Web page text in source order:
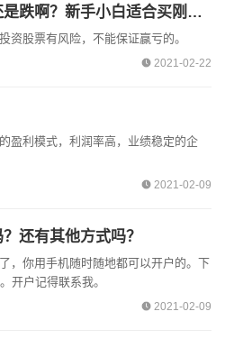
新股上市之后一般是涨还是跌啊？新手小白适合买刚上市的新股票吗？
资股票有风险，不能保证赢亏的。
2021-02-22
盈利模式，利润率高，业绩稳定的企
2021-02-09
还有其他方式吗？
，你用手机随时随地都可以开户的。下
开户记得联系我。
2021-02-09